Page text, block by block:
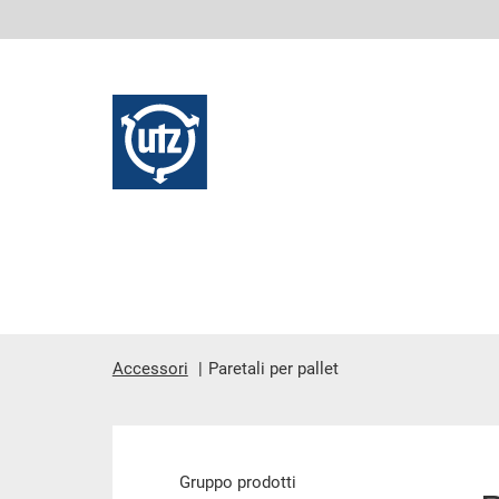
Accessori Paretali per pallet
Gruppo prodotti